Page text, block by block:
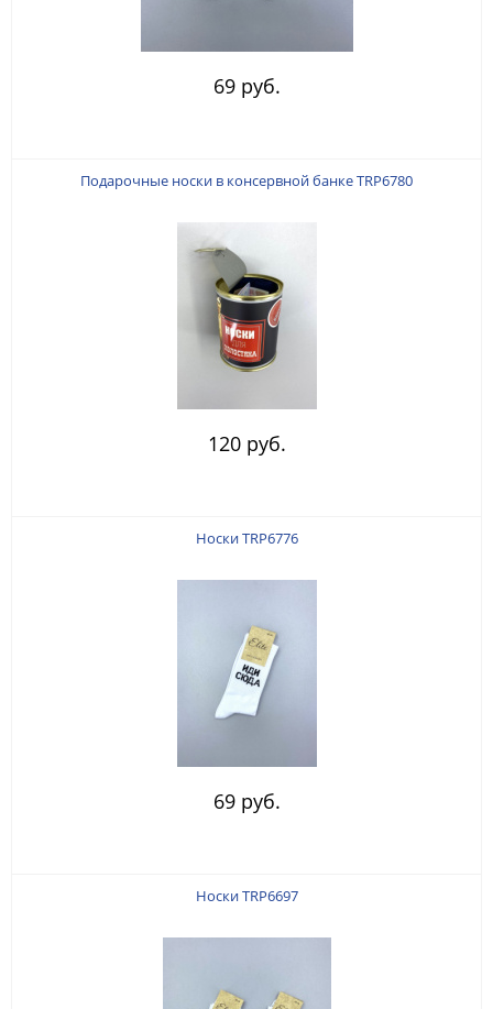
69 руб.
Подарочные носки в консервной банке TRP6780
120 руб.
Носки TRP6776
69 руб.
Носки TRP6697